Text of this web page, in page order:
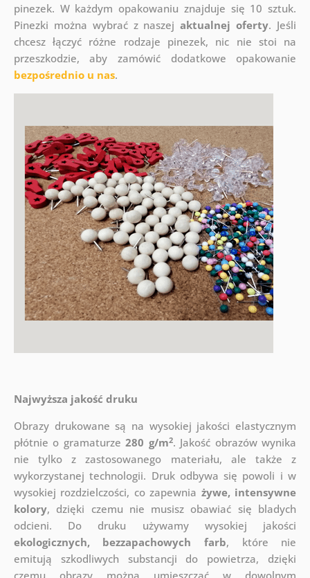
pinezek. W każdym opakowaniu znajduje się 10 sztuk.
Pinezki można wybrać z naszejaktualnej oferty. Jeśli
chcesz łączyć różne rodzaje pinezek, nic nie stoi na
przeszkodzie, aby zamówić dodatkowe opakowanie
bezpośrednio u nas.
Najwyższa jakość druku
Obrazy drukowane są na wysokiej jakości elastycznym
płótnie o gramaturze280 g/m2. Jakość obrazów wynika
nie tylko z zastosowanego materiału, ale także z
wykorzystanej technologii. Druk odbywa się powoli i w
wysokiej rozdzielczości, co zapewnia żywe, intensywne
kolory, dzięki czemu nie musisz obawiać się bladych
odcieni. Do druku używamy wysokiej jakości
ekologicznych, bezzapachowych farb, które nie
emitują szkodliwych substancji do powietrza, dzięki